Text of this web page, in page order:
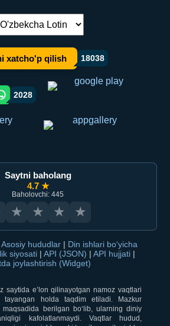
almashtirish:
xatcho'p qilish 18038
orqali ulashish
WhatsApp orqali ulashish
2028
Saytni baholang
4.7 ★
Baholovchi: 445
★ ★ ★ ★
Asosiy hududlar | Din ishlari bo‘yicha
siyosati | API (JSON) | API hujjati |
joylashtirish (Widget)
saytida e’lon qilinayotgan namoz vaqtlari
tayangan holda taqdim etiladi. Mazkur
maqsadida berilgan bo‘lib, ularning diniy
kafolatlanmaydi. Vaqtlar hudud,